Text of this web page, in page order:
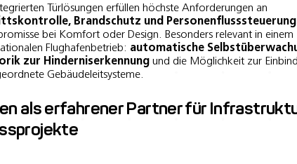
Türlösungen erfüllen höchste Anforderungen an
Brandschutz und Personenflusssteuerung
bei Komfort oder Design. Besonders relevant in einem
Flughafenbetrieb: automatische
zur Hinderniserkennung und die Möglichkeit zur
Gebäudeleitsysteme.
als erfahrener Partner für